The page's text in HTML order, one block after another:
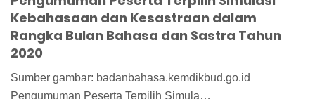
Kebahasaan dan Kesastraan dalam
Rangka Bulan Bahasa dan Sastra Tahun
2020
Sumber gambar: badanbahasa.kemdikbud.go.id
Pengumuman Peserta Terpilih Simula…